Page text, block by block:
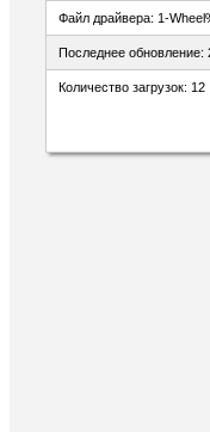
Файл драйвера: 1-
Последнее обновление:
Количество загрузок: 12